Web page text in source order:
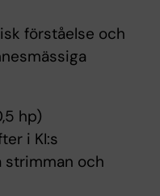
förståelse och
hp)
i KI:s
strimman och